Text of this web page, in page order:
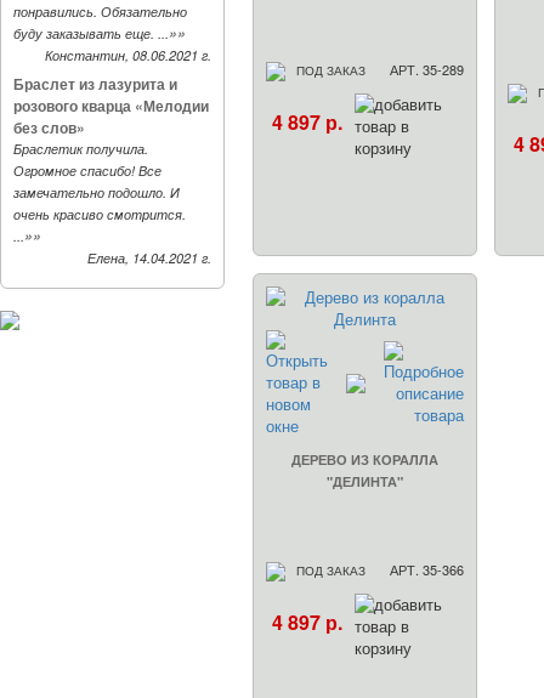
понравились. Обязательно
буду заказывать еще. ...»»
Константин, 08.06.2021 г.
Браслет из лазурита и
розового кварца «Мелодии
без слов»
Браслетик получила.
Огромное спасибо! Все
замечательно подошло. И
очень красиво смотрится.
...»»
Елена, 14.04.2021 г.
ПОД ЗАКАЗ АРТ. 35-289
4 897 р.
4
ДЕРЕВО ИЗ КОРАЛЛА
"ДЕЛИНТА"
ПОД ЗАКАЗ АРТ. 35-366
4 897 р.